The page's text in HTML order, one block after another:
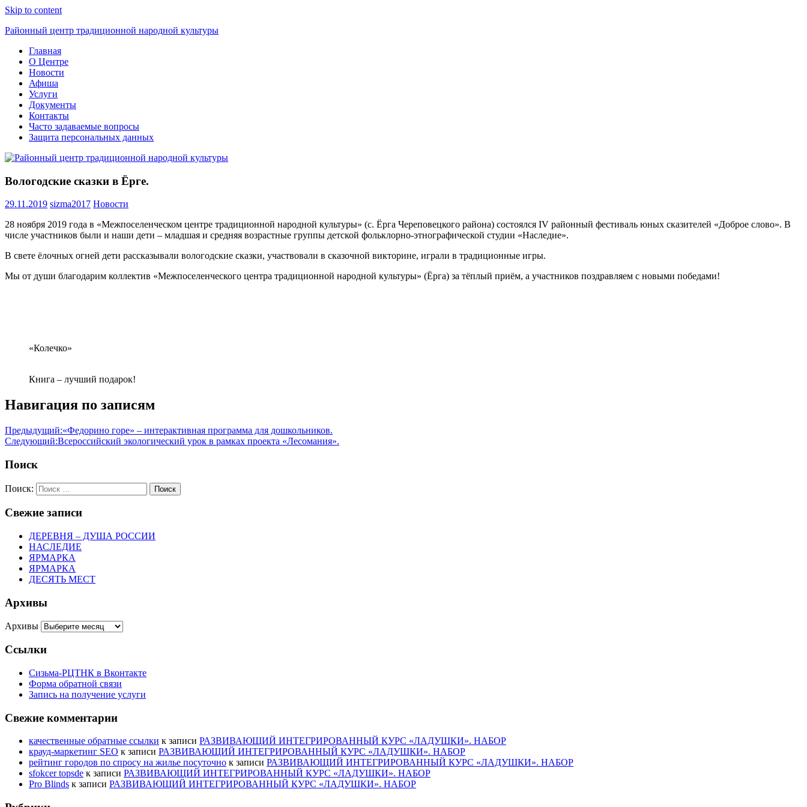
Skip to content
Районный центр традиционной народной культуры
Главная
О Центре
Новости
Афиша
Услуги
Документы
Контакты
Часто задаваемые вопросы
Защита персональных данных
Вологодские сказки в Ёрге.
29.11.2019 sizma2017 Новости
28 ноября 2019 года в «Межпоселенческом центре традиционной народной культуры» (с. Ёрга Череповецкого района) состоялся IV районный фестиваль юных сказителей «Доброе слово». В
числе участников были и наши дети – младшая и средняя возрастные группы детской фольклорно-этнографической студии «Наследие».
В свете ёлочных огней дети рассказывали вологодские сказки, участвовали в сказочной викторине, играли в традиционные игры.
Мы от души благодарим коллектив «Межпоселенческого центра традиционной народной культуры» (Ёрга) за тёплый приём, а участников поздравляем с новыми победами!
«Колечко»
Книга – лучший подарок!
Навигация по записям
Предыдущий:«Федорино горе» – интерактивная программа для дошкольников.
Следующий:Всероссийский экологический урок в рамках проекта «Лесомания».
Поиск
Поиск: Поиск
Свежие записи
ДЕРЕВНЯ – ДУША РОССИИ
НАСЛЕДИЕ
ЯРМАРКА
ЯРМАРКА
ДЕСЯТЬ МЕСТ
Архивы
Архивы
Ссылки
Сизьма-РЦТНК в Вконтакте
Форма обратной связи
Запись на получение услуги
Свежие комментарии
качественные обратные ссылки к записи РАЗВИВАЮЩИЙ ИНТЕГРИРОВАННЫЙ КУРС «ЛАДУШКИ». НАБОР
крауд-маркетинг SEO к записи РАЗВИВАЮЩИЙ ИНТЕГРИРОВАННЫЙ КУРС «ЛАДУШКИ». НАБОР
рейтинг городов по спросу на жилье посуточно к записи РАЗВИВАЮЩИЙ ИНТЕГРИРОВАННЫЙ КУРС «ЛАДУШКИ». НАБОР
sfokcer topsde к записи РАЗВИВАЮЩИЙ ИНТЕГРИРОВАННЫЙ КУРС «ЛАДУШКИ». НАБОР
Pro Blinds к записи РАЗВИВАЮЩИЙ ИНТЕГРИРОВАННЫЙ КУРС «ЛАДУШКИ». НАБОР